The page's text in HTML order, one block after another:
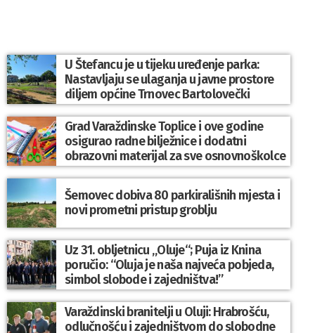
U Štefancu je u tijeku uređenje parka:
Nastavljaju se ulaganja u javne prostore
diljem općine Trnovec Bartolovečki
Grad Varaždinske Toplice i ove godine
osigurao radne bilježnice i dodatni
obrazovni materijal za sve osnovnoškolce
Šemovec dobiva 80 parkirališnih mjesta i
novi prometni pristup groblju
Uz 31. obljetnicu „Oluje“; Puja iz Knina
poručio: “Oluja je naša najveća pobjeda,
simbol slobode i zajedništva!”
Varaždinski branitelji u Oluji: Hrabrošću,
odlučnošću i zajedništvom do slobodne